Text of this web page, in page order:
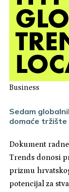
Business
Sedam
domaće
Dokument
Trends donosi
prizmu
potencijal za